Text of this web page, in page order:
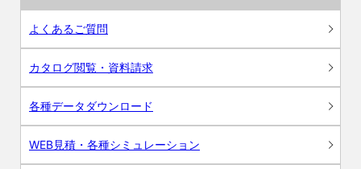
よくあるご質問
カタログ閲覧・資料請求
各種データダウンロード
WEB見積・各種シミュレーション